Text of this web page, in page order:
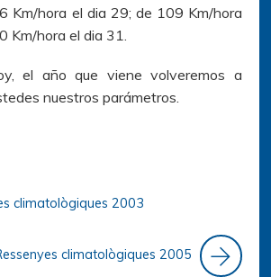
Km/hora el dia 29; de 109 Km/hora
Km/hora el dia 31.
el año que viene volveremos a
nuestros parámetros.
climatològiques 2003
climatològiques 2005